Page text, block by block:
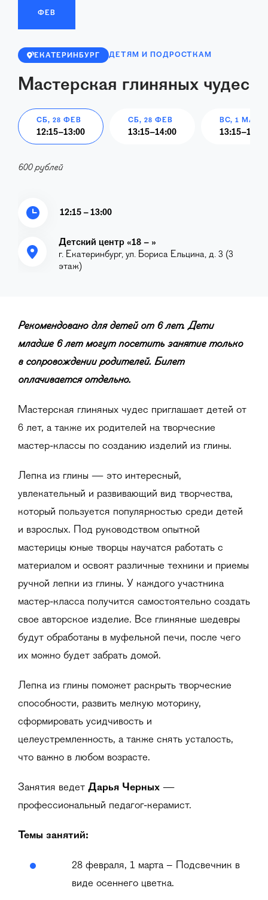
ФЕВ
ЕКАТЕРИНБУРГ ДЕТЯМ И ПОДРОСТКАМ
Мастерская глиняных чудес
СБ, 28 ФЕВ
12:15–13:00
СБ, 28 ФЕВ
13:15–14:00
ВС, 1 МАР
13:15–14:00
600 рублей
12:15 – 13:00
Детский центр «18 – »
г. Екатеринбург, ул. Бориса Ельцина, д. 3 (3
этаж)
Рекомендовано для детей от 6 лет. Дети
младше 6 лет могут посетить занятие только
в сопровождении родителей. Билет
оплачивается отдельно.
Мастерская глиняных чудес приглашает детей от
6 лет, а также их родителей на творческие
мастер-классы по созданию изделий из глины.
Лепка из глины — это интересный,
увлекательный и развивающий вид творчества,
который пользуется популярностью среди детей
и взрослых. Под руководством опытной
мастерицы юные творцы научатся работать с
материалом и освоят различные техники и приемы
ручной лепки из глины. У каждого участника
мастер-класса получится самостоятельно создать
свое авторское изделие. Все глиняные шедевры
будут обработаны в муфельной печи, после чего
их можно будет забрать домой.
Лепка из глины поможет раскрыть творческие
способности, развить мелкую моторику,
сформировать усидчивость и
целеустремленность, а также снять усталость,
что важно в любом возрасте.
Занятия ведет Дарья Черных —
профессиональный педагог-керамист.
Темы занятий:
28 февраля, 1 марта – Подсвечник в
виде осеннего цветка.